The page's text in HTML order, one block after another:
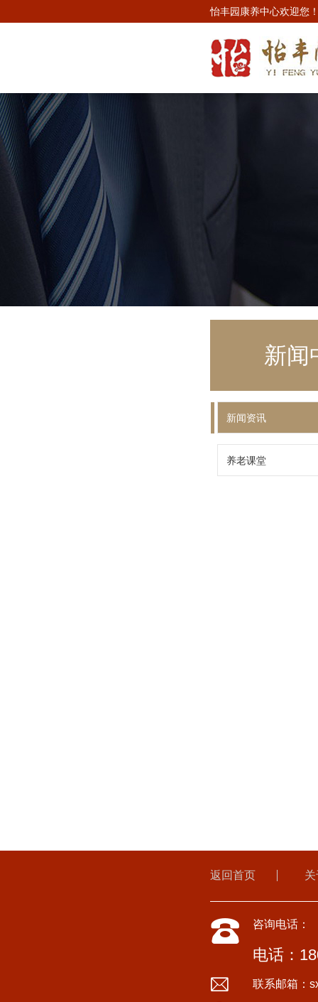
怡丰园康养中心欢迎您
新闻
新闻资讯
养老课堂
返回首页
咨询电话：
电话：
联系邮箱：